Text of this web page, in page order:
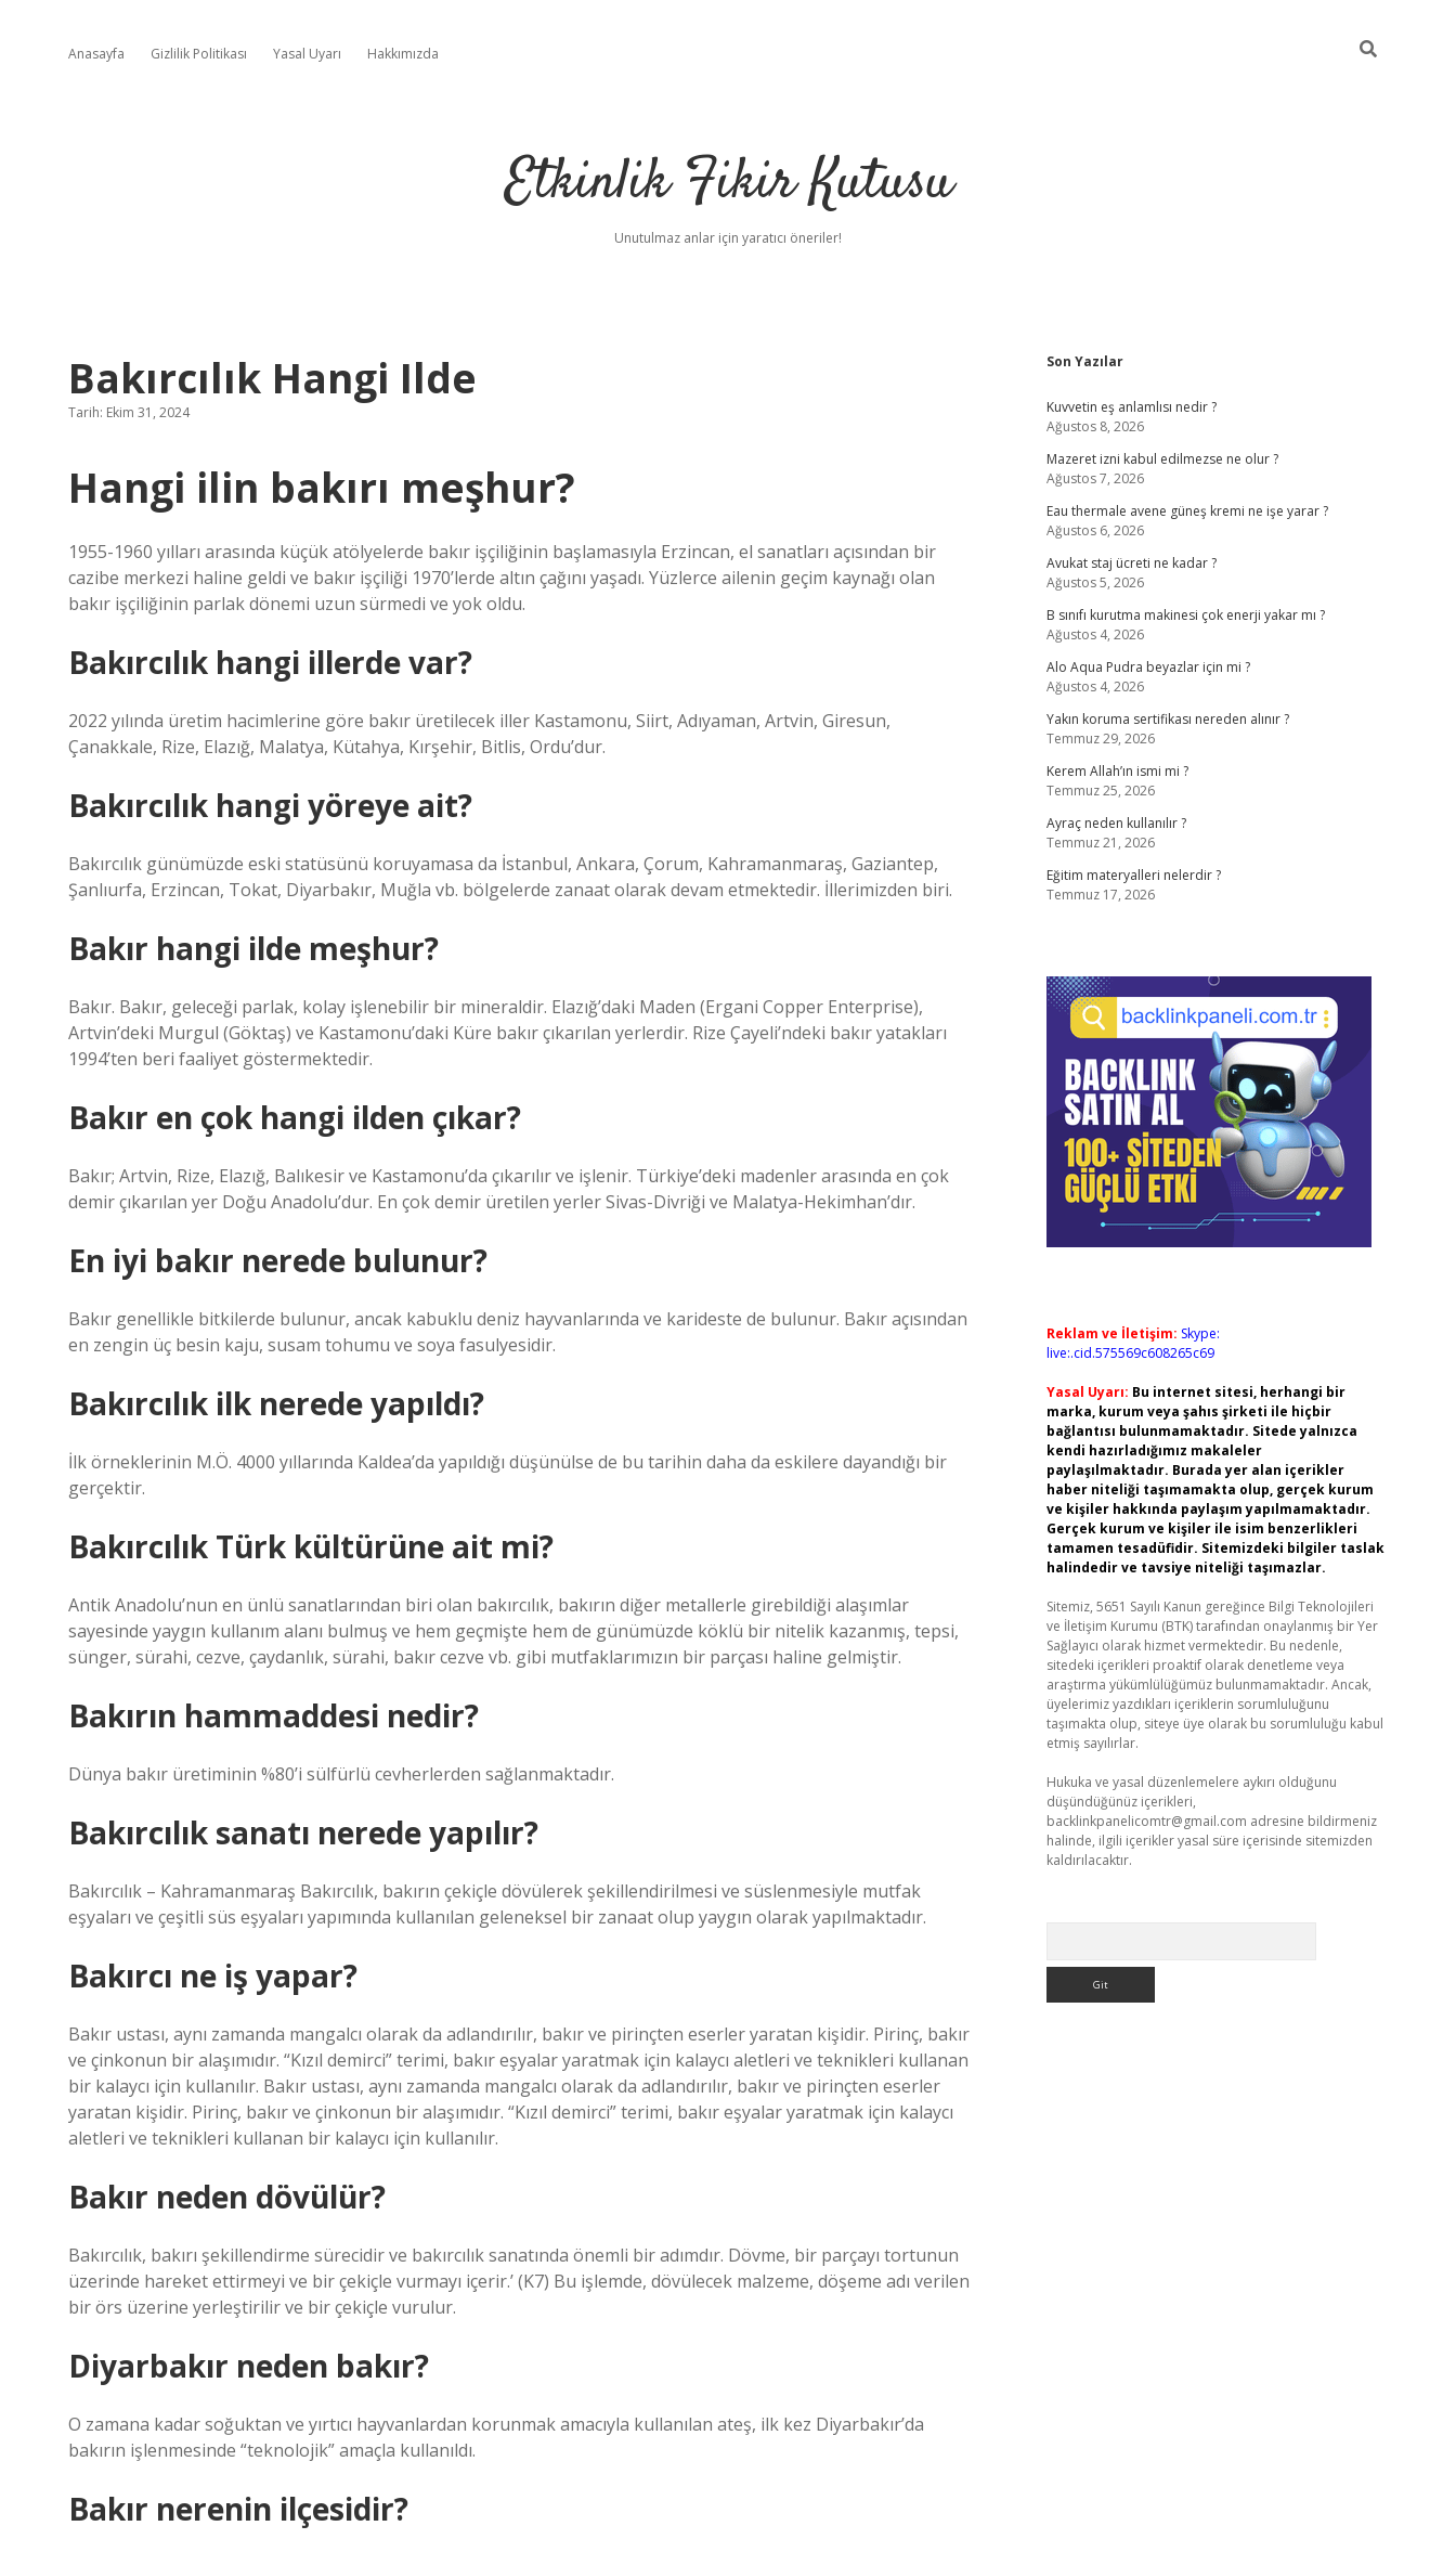
Anasayfa Gizlilik Politikası Yasal Uyarı Hakkımızda
Etkinlik Fikir Kutusu
Unutulmaz anlar için yaratıcı öneriler!
Bakırcılık Hangi Ilde
Tarih: Ekim 31, 2024
Hangi ilin bakırı meşhur?
1955-1960 yılları arasında küçük atölyelerde bakır işçiliğinin başlamasıyla Erzincan, el sanatları açısından bir
cazibe merkezi haline geldi ve bakır işçiliği 1970’lerde altın çağını yaşadı. Yüzlerce ailenin geçim kaynağı olan
bakır işçiliğinin parlak dönemi uzun sürmedi ve yok oldu.
Bakırcılık hangi illerde var?
2022 yılında üretim hacimlerine göre bakır üretilecek iller Kastamonu, Siirt, Adıyaman, Artvin, Giresun,
Çanakkale, Rize, Elazığ, Malatya, Kütahya, Kırşehir, Bitlis, Ordu’dur.
Bakırcılık hangi yöreye ait?
Bakırcılık günümüzde eski statüsünü koruyamasa da İstanbul, Ankara, Çorum, Kahramanmaraş, Gaziantep,
Şanlıurfa, Erzincan, Tokat, Diyarbakır, Muğla vb. bölgelerde zanaat olarak devam etmektedir. İllerimizden biri.
Bakır hangi ilde meşhur?
Bakır. Bakır, geleceği parlak, kolay işlenebilir bir mineraldir. Elazığ’daki Maden (Ergani Copper Enterprise),
Artvin’deki Murgul (Göktaş) ve Kastamonu’daki Küre bakır çıkarılan yerlerdir. Rize Çayeli’ndeki bakır yatakları
1994’ten beri faaliyet göstermektedir.
Bakır en çok hangi ilden çıkar?
Bakır; Artvin, Rize, Elazığ, Balıkesir ve Kastamonu’da çıkarılır ve işlenir. Türkiye’deki madenler arasında en çok
demir çıkarılan yer Doğu Anadolu’dur. En çok demir üretilen yerler Sivas-Divriği ve Malatya-Hekimhan’dır.
En iyi bakır nerede bulunur?
Bakır genellikle bitkilerde bulunur, ancak kabuklu deniz hayvanlarında ve karideste de bulunur. Bakır açısından
en zengin üç besin kaju, susam tohumu ve soya fasulyesidir.
Bakırcılık ilk nerede yapıldı?
İlk örneklerinin M.Ö. 4000 yıllarında Kaldea’da yapıldığı düşünülse de bu tarihin daha da eskilere dayandığı bir
gerçektir.
Bakırcılık Türk kültürüne ait mi?
Antik Anadolu’nun en ünlü sanatlarından biri olan bakırcılık, bakırın diğer metallerle girebildiği alaşımlar
sayesinde yaygın kullanım alanı bulmuş ve hem geçmişte hem de günümüzde köklü bir nitelik kazanmış, tepsi,
sünger, sürahi, cezve, çaydanlık, sürahi, bakır cezve vb. gibi mutfaklarımızın bir parçası haline gelmiştir.
Bakırın hammaddesi nedir?
Dünya bakır üretiminin %80’i sülfürlü cevherlerden sağlanmaktadır.
Bakırcılık sanatı nerede yapılır?
Bakırcılık – Kahramanmaraş Bakırcılık, bakırın çekiçle dövülerek şekillendirilmesi ve süslenmesiyle mutfak
eşyaları ve çeşitli süs eşyaları yapımında kullanılan geleneksel bir zanaat olup yaygın olarak yapılmaktadır.
Bakırcı ne iş yapar?
Bakır ustası, aynı zamanda mangalcı olarak da adlandırılır, bakır ve pirinçten eserler yaratan kişidir. Pirinç, bakır
ve çinkonun bir alaşımıdır. “Kızıl demirci” terimi, bakır eşyalar yaratmak için kalaycı aletleri ve teknikleri kullanan
bir kalaycı için kullanılır. Bakır ustası, aynı zamanda mangalcı olarak da adlandırılır, bakır ve pirinçten eserler
yaratan kişidir. Pirinç, bakır ve çinkonun bir alaşımıdır. “Kızıl demirci” terimi, bakır eşyalar yaratmak için kalaycı
aletleri ve teknikleri kullanan bir kalaycı için kullanılır.
Bakır neden dövülür?
Bakırcılık, bakırı şekillendirme sürecidir ve bakırcılık sanatında önemli bir adımdır. Dövme, bir parçayı tortunun
üzerinde hareket ettirmeyi ve bir çekiçle vurmayı içerir.’ (K7) Bu işlemde, dövülecek malzeme, döşeme adı verilen
bir örs üzerine yerleştirilir ve bir çekiçle vurulur.
Diyarbakır neden bakır?
O zamana kadar soğuktan ve yırtıcı hayvanlardan korunmak amacıyla kullanılan ateş, ilk kez Diyarbakır’da
bakırın işlenmesinde “teknolojik” amaçla kullanıldı.
Bakır nerenin ilçesidir?
Sidebar
Son Yazılar
Kuvvetin eş anlamlısı nedir ?
Ağustos 8, 2026
Mazeret izni kabul edilmezse ne olur ?
Ağustos 7, 2026
Eau thermale avene güneş kremi ne işe yarar ?
Ağustos 6, 2026
Avukat staj ücreti ne kadar ?
Ağustos 5, 2026
B sınıfı kurutma makinesi çok enerji yakar mı ?
Ağustos 4, 2026
Alo Aqua Pudra beyazlar için mi ?
Ağustos 4, 2026
Yakın koruma sertifikası nereden alınır ?
Temmuz 29, 2026
Kerem Allah’ın ismi mi ?
Temmuz 25, 2026
Ayraç neden kullanılır ?
Temmuz 21, 2026
Eğitim materyalleri nelerdir ?
Temmuz 17, 2026
Reklam ve İletişim: Skype:
live:.cid.575569c608265c69
Yasal Uyarı: Bu internet sitesi, herhangi bir
marka, kurum veya şahıs şirketi ile hiçbir
bağlantısı bulunmamaktadır. Sitede yalnızca
kendi hazırladığımız makaleler
paylaşılmaktadır. Burada yer alan içerikler
haber niteliği taşımamakta olup, gerçek kurum
ve kişiler hakkında paylaşım yapılmamaktadır.
Gerçek kurum ve kişiler ile isim benzerlikleri
tamamen tesadüfidir. Sitemizdeki bilgiler taslak
halindedir ve tavsiye niteliği taşımazlar.
Sitemiz, 5651 Sayılı Kanun gereğince Bilgi Teknolojileri
ve İletişim Kurumu (BTK) tarafından onaylanmış bir Yer
Sağlayıcı olarak hizmet vermektedir. Bu nedenle,
sitedeki içerikleri proaktif olarak denetleme veya
araştırma yükümlülüğümüz bulunmamaktadır. Ancak,
üyelerimiz yazdıkları içeriklerin sorumluluğunu
taşımakta olup, siteye üye olarak bu sorumluluğu kabul
etmiş sayılırlar.
Hukuka ve yasal düzenlemelere aykırı olduğunu
düşündüğünüz içerikleri,
backlinkpanelicomtr@gmail.com adresine bildirmeniz
halinde, ilgili içerikler yasal süre içerisinde sitemizden
kaldırılacaktır.